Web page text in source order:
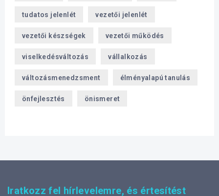
tudatos jelenlét vezetői jelenlét
vezetői készségek vezetői működés
viselkedésváltozás vállalkozás
változásmenedzsment élményalapú tanulás
önfejlesztés önismeret
Iratkozz fel hírlevelemre, és értesítést